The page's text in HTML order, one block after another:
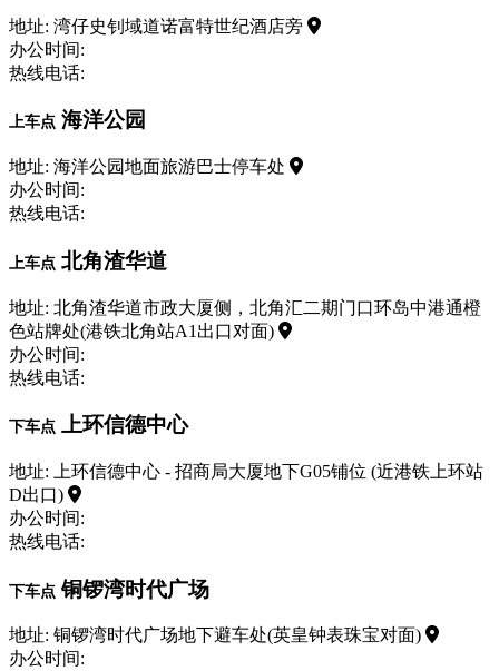
地址: 湾仔史钊域道诺富特世纪酒店旁
办公时间:
热线电话:
上车点 海洋公园
地址: 海洋公园地面旅游巴士停车处
办公时间:
热线电话:
上车点 北角渣华道
地址: 北角渣华道市政大厦侧，北角汇二期门口环岛中港通橙
色站牌处(港铁北角站A1出口对面)
办公时间:
热线电话:
下车点 上环信德中心
地址: 上环信德中心 - 招商局大厦地下G05铺位 (近港铁上环站
D出口)
办公时间:
热线电话:
下车点 铜锣湾时代广场
地址: 铜锣湾时代广场地下避车处(英皇钟表珠宝对面)
办公时间: